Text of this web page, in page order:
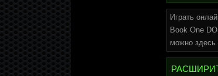
Играть
Book One
можно здесь